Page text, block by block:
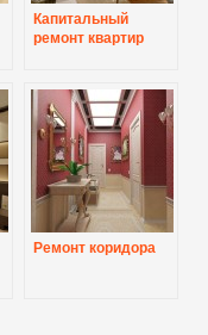
Капитальный
ремонт квартир
Ремонт коридора